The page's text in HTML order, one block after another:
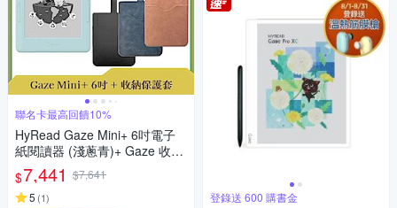
聯名卡最高回饋10%
HyRead Gaze Mini+ 6吋電子
紙閱讀器 (淺蔥青)+ Gaze 收納
保護套 (組合)
$7,441 $7,641
5 (1) 登錄送 600 購書金